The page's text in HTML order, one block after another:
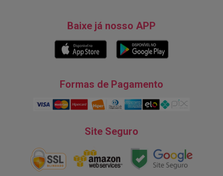
Baixe já nosso APP
Formas de Pagamento
Site Seguro